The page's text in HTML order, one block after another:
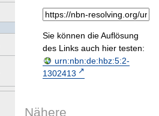
Sie können die Auflösung
des Links auch hier testen:
urn:nbn:de:hbz:5:2-
1302413
Nähere